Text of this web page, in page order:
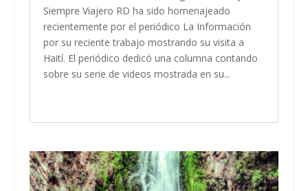
Siempre Viajero RD ha sido homenajeado
recientemente por el periódico La Información
por su reciente trabajo mostrando su visita a
Haití. El periódico dedicó una columna contando
sobre su serie de videos mostrada en su...